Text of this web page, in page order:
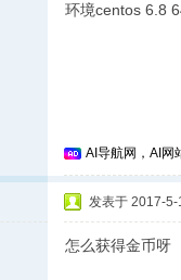
环境centos 6.8
AI导航网，AI网
发表于 2017-5-
怎么获得金币呀